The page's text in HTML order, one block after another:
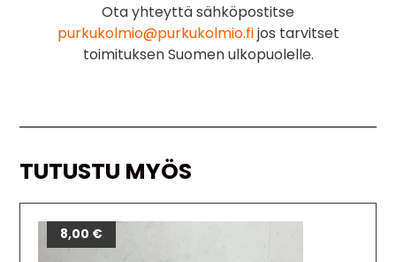
Ota yhteyttä sähköpostitse
purkukolmio@purkukolmio.fijos tarvitset
toimituksen Suomen ulkopuolelle.
TUTUSTU MYÖS
8,00 €